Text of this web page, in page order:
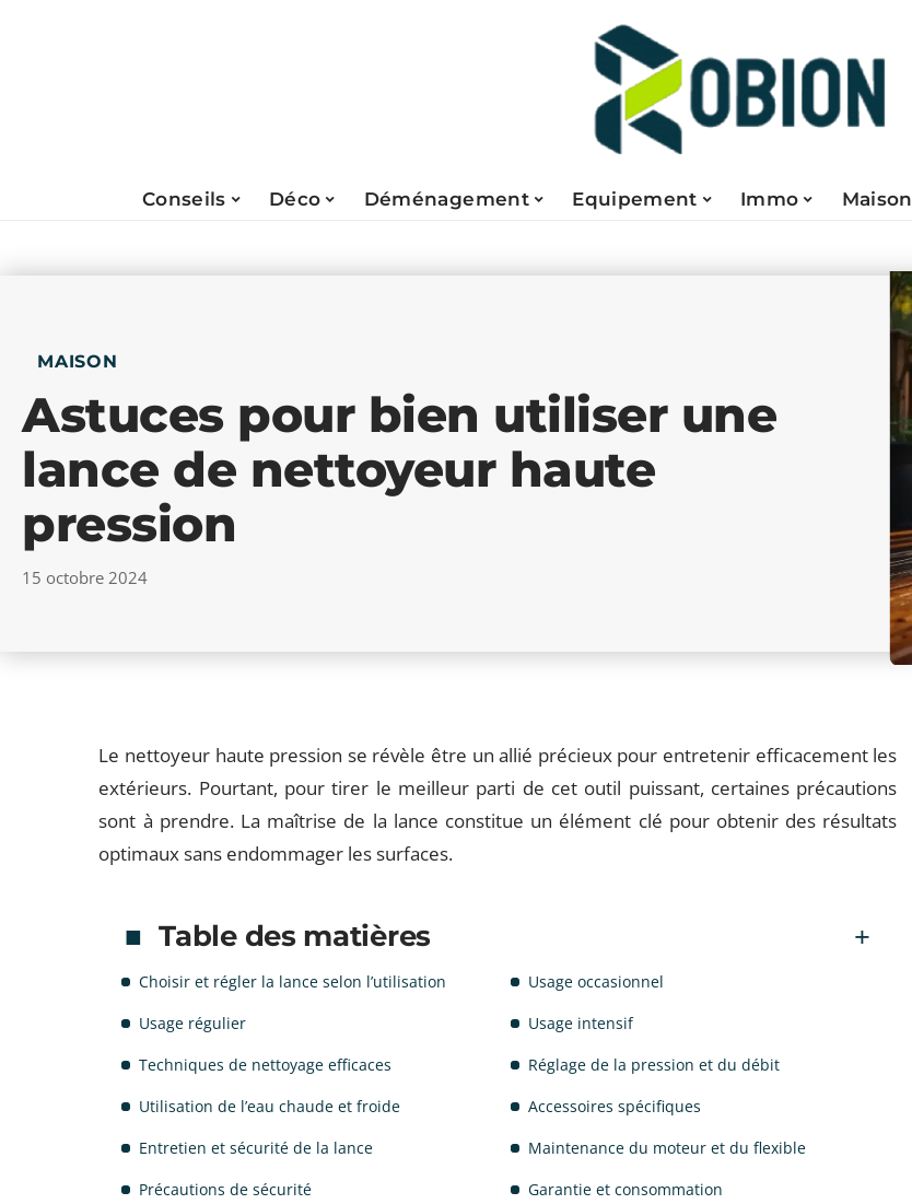
Conseils Déco Déménagement Equipement Immo Maison
MAISON
Astuces pour bien utiliser une
lance de nettoyeur haute
pression
15 octobre 2024
Le nettoyeur haute pression se révèle être un allié précieux pour entretenir efficacement les
extérieurs. Pourtant, pour tirer le meilleur parti de cet outil puissant, certaines précautions
sont à prendre. La maîtrise de la lance constitue un élément clé pour obtenir des résultats
optimaux sans endommager les surfaces.
Table des matières
Choisir et régler la lance selon l’utilisation
Usage occasionnel
Usage régulier
Usage intensif
Techniques de nettoyage efficaces
Réglage de la pression et du débit
Utilisation de l’eau chaude et froide
Accessoires spécifiques
Entretien et sécurité de la lance
Maintenance du moteur et du flexible
Précautions de sécurité
Garantie et consommation